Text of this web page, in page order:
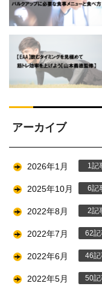
アーカイブ
2026年1月 1
2025年10月 6
2022年8月 2
2022年7月 62
2022年6月 46
2022年5月 50